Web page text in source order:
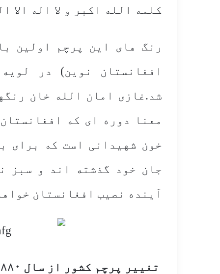
کلمه الله اکبر و لا اله الا
رنگ های این پرچم اولین
شد.غازی امان الله خان
معنا دوره ای که
خون شهیدانی است که برای
جان خود گذشته اند و سبز
آینده نصیب افغانستان
تغییر پرچم کشور از سال ۱۸۸۰ تا ۲۰۰۸ به شرح زیر بوده است